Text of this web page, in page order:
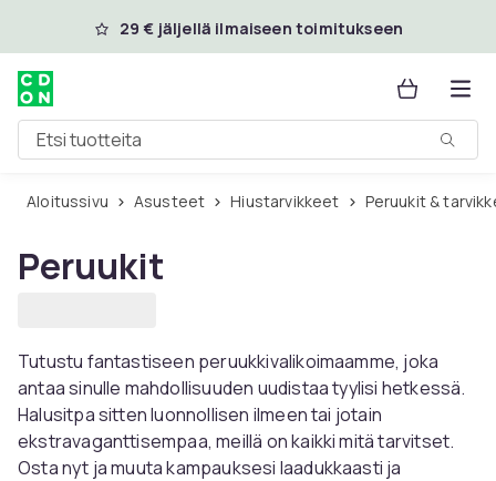
Ohita ja siirry pääsisältöön
29 € jäljellä ilmaiseen toimitukseen
Etsi tuotteita
Aloitussivu Asusteet Hiustarvikkeet Peruukit &
Peruukit
Tutustu fantastiseen peruukkivalikoimaamme, joka
antaa sinulle mahdollisuuden uudistaa tyylisi hetkessä.
Halusitpa sitten luonnollisen ilmeen tai jotain
ekstravaganttisempaa, meillä on kaikki mitä tarvitset.
Osta nyt ja muuta kampauksesi laadukkaasti ja